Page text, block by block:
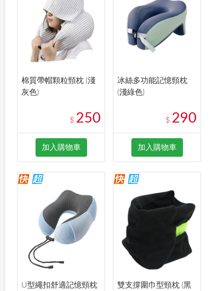
棉質帶帽顆粒頸枕 (淺
灰色)
$ 250
加入購物車
冰絲多功能記憶頸枕
(淺綠色)
$ 290
加入購物車
U型繩扣舒適記憶頸枕
雙支撐圍巾型頸枕 (黑